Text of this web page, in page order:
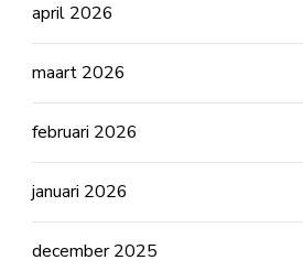
april 2026
maart 2026
februari 2026
januari 2026
december 2025